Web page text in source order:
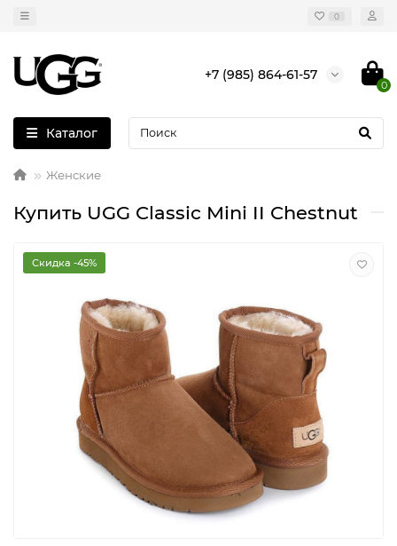
0
+7 (985) 864-61-57
0
Каталог
Женские
Купить UGG Classic Mini II Chestnut
Скидка -45%